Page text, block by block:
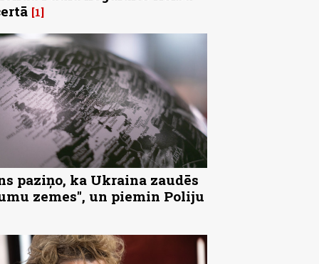
1
paziņo, ka Ukraina zaudēs
zemes", un piemin Poliju